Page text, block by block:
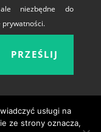
niezbędne do
prywatności.
PRZEŚLIJ
usługi na
ze strony oznacza,